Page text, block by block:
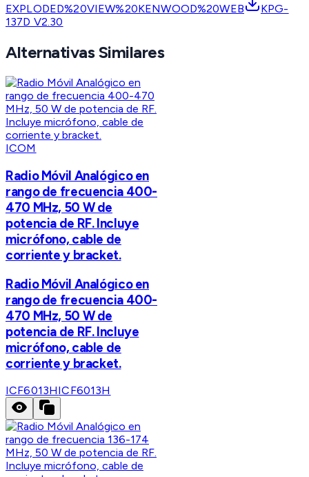
EXPLODED%20VIEW%20KENWOOD%20WEB
KPG-
137D V2.30
Alternativas Similares
ICOM
Radio Móvil Analógico en
rango de frecuencia 400-
470 MHz, 50 W de
potencia de RF. Incluye
micrófono, cable de
corriente y bracket.
Radio Móvil Analógico en
rango de frecuencia 400-
470 MHz, 50 W de
potencia de RF. Incluye
micrófono, cable de
corriente y bracket.
ICF6013HICF6013H